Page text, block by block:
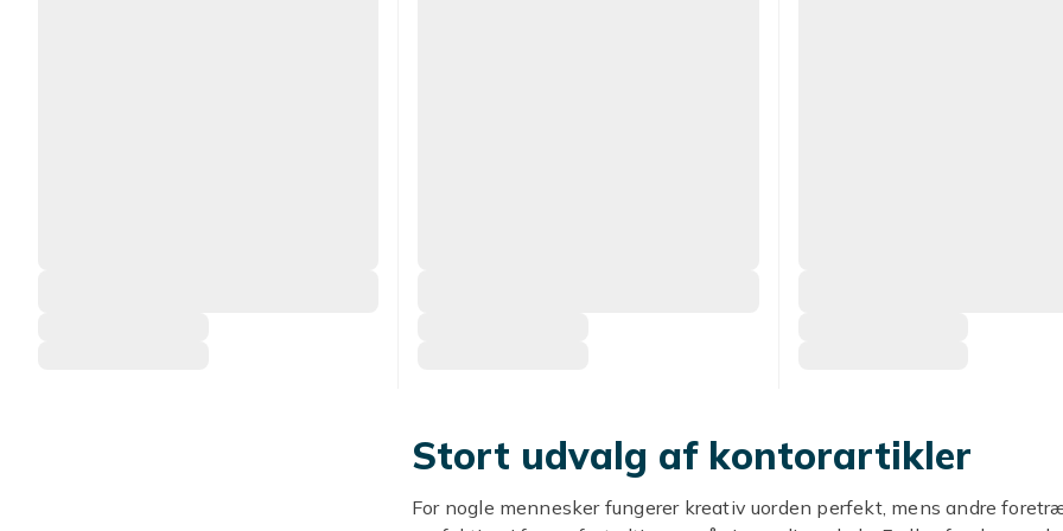
Stort udvalg af kontorartikler
For nogle mennesker fungerer kreativ uorden perfekt, mens andre